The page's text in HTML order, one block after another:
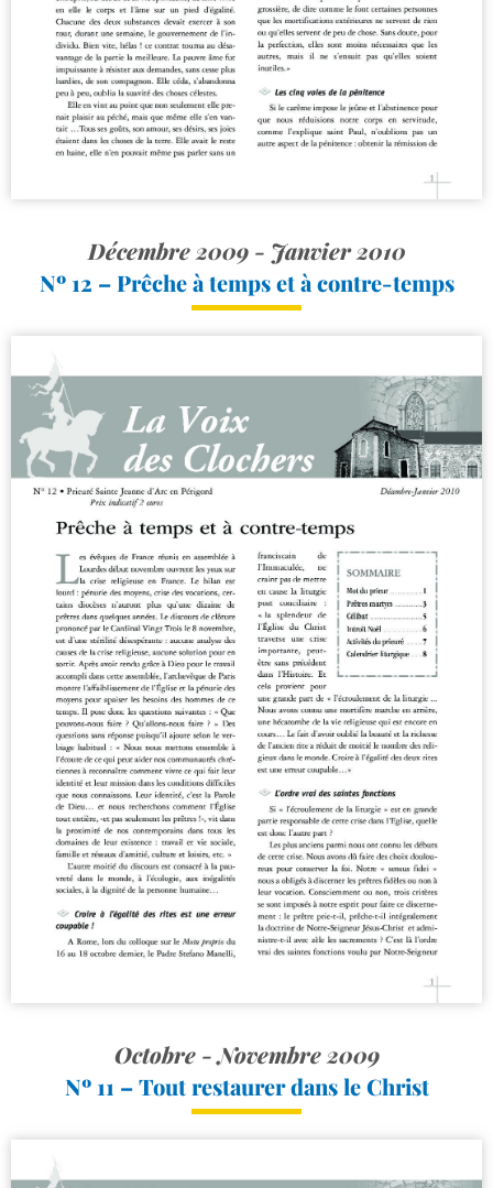
Décembre 2009 - Janvier 2010
Nº 12 – Prêche à temps et à contre-temps
Octobre - Novembre 2009
Nº 11 – Tout restaurer dans le Christ